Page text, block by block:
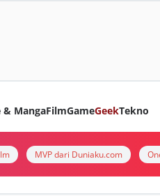
MangaFilmGameGeekTekno
MVP dari Duniaku.com